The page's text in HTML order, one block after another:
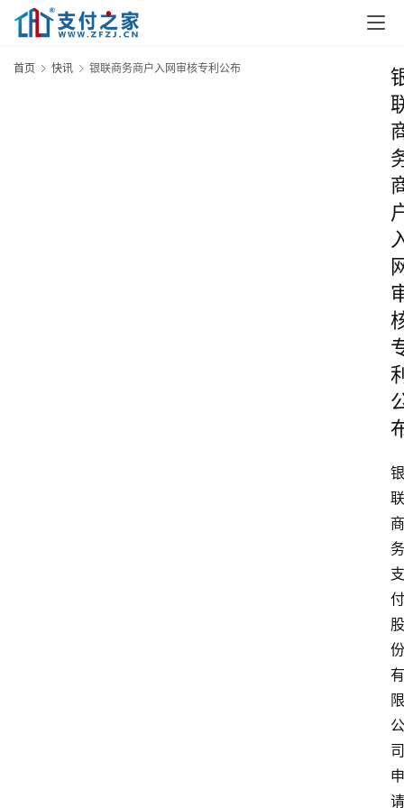
首页 快讯 银联商务商户入网审核专利公布
银
联
商
务
支
付
股
份
有
限
公
司
申
请